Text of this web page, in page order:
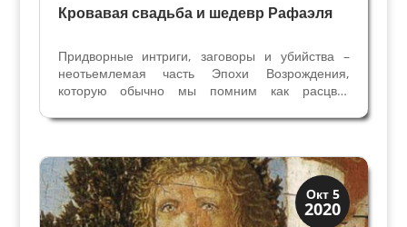
Кровавая свадьба и шедевр Рафаэля
Придворные интриги, заговоры и убийства –
неотьемлемая часть Эпохи Возрождения,
которую обычно мы помним как расцвет
Ренессанс отмечен и чередой грязных и
убиты герцоги Милана Джованни...
Окт 5
2020
Династии
Заговоры и войны